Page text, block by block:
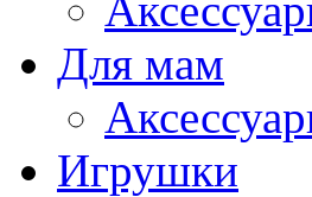
Для мам
Игрушки